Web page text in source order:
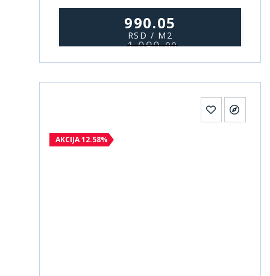
990.05
RSD / M2
1.090,00
AKCIJA 12.58%